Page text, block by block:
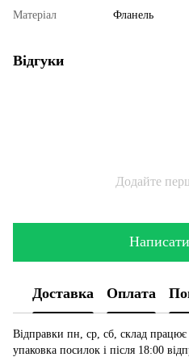
Матеріал Фланель
Відгуки
Додайте
Доставка Оплата
Відправки пн, ср, сб, склад працює
упаковка посилок і після 18:00